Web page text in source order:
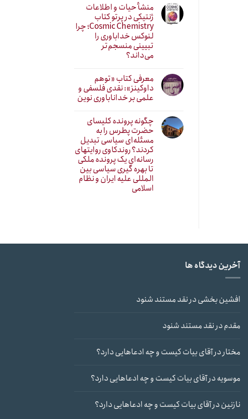
منشأ حیات و اطلاعات
ژنتیکی در پرتو کتاب
Cosmic Chemistry؛ چرا
لنوکس خداباوری را
تبیینی منسجم‌تر
می‌داند؟
معرفی کتاب «توهم
داوکینز»: نقدی فلسفی و
علمی بر خداناباوری نوین
چگونه پرونده کلیسای
حضرت پطرس را به
مسئله‌ای سیاسی تبدیل
کردند؟ روندکاوی روایتهای
رسانه‌ایِ یک پرونده ملکی
تا بهره گیری سیاسی بین
المللی علیه ایران و نظام
اسلامی
آخرین دیدگاه ها
افشین بخشیدرنقد مستند شنود
مقدمدرنقد مستند شنود
مختاردرآقای بیات کیست و چه ادعاهایی دارد؟
موسویهدرآقای بیات کیست و چه ادعاهایی دارد؟
نازنیندرآقای بیات کیست و چه ادعاهایی دارد؟